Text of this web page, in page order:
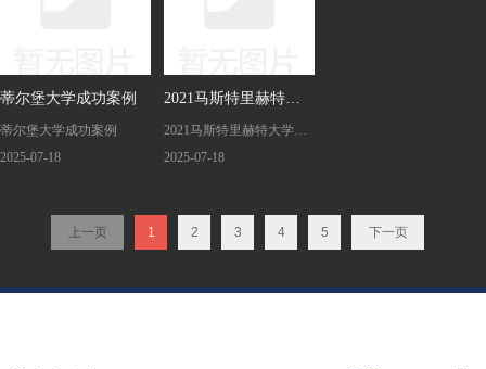
蒂尔堡大学成功案例
蒂尔堡大学成功案例
2025-07-18
2021马斯特里赫特大
学成功案例
2021马斯特里赫特大学成
功案例
2025-07-18
上一页 1 2 3 4 5 下一页